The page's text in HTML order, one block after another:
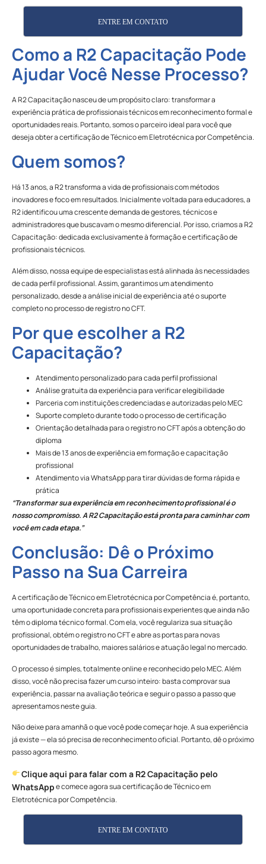
ENTRE EM CONTATO
Como a R2 Capacitação Pode
Ajudar Você Nesse Processo?
A R2 Capacitação nasceu de um propósito claro: transformar a
experiência prática de profissionais técnicos em reconhecimento formal e
oportunidades reais. Portanto, somos o parceiro ideal para você que
deseja obter a certificação de Técnico em Eletrotécnica por Competência.
Quem somos?
Há 13 anos, a R2 transforma a vida de profissionais com métodos
inovadores e foco em resultados. Inicialmente voltada para educadores, a
R2 identificou uma crescente demanda de gestores, técnicos e
administradores que buscavam o mesmo diferencial. Por isso, criamos a R2
Capacitação: dedicada exclusivamente à formação e certificação de
profissionais técnicos.
Além disso, nossa equipe de especialistas está alinhada às necessidades
de cada perfil profissional. Assim, garantimos um atendimento
personalizado, desde a análise inicial de experiência até o suporte
completo no processo de registro no CFT.
Por que escolher a R2
Capacitação?
Atendimento personalizado para cada perfil profissional
Análise gratuita da experiência para verificar elegibilidade
Parceria com instituições credenciadas e autorizadas pelo MEC
Suporte completo durante todo o processo de certificação
Orientação detalhada para o registro no CFT após a obtenção do
diploma
Mais de 13 anos de experiência em formação e capacitação
profissional
Atendimento via WhatsApp para tirar dúvidas de forma rápida e
prática
“Transformar sua experiência em reconhecimento profissional é o
nosso compromisso. A R2 Capacitação está pronta para caminhar com
você em cada etapa.”
Conclusão: Dê o Próximo
Passo na Sua Carreira
A certificação de Técnico em Eletrotécnica por Competência é, portanto,
uma oportunidade concreta para profissionais experientes que ainda não
têm o diploma técnico formal. Com ela, você regulariza sua situação
profissional, obtém o registro no CFT e abre as portas para novas
oportunidades de trabalho, maiores salários e atuação legal no mercado.
O processo é simples, totalmente online e reconhecido pelo MEC. Além
disso, você não precisa fazer um curso inteiro: basta comprovar sua
experiência, passar na avaliação teórica e seguir o passo a passo que
apresentamos neste guia.
Não deixe para amanhã o que você pode começar hoje. A sua experiência
já existe — ela só precisa de reconhecimento oficial. Portanto, dê o próximo
passo agora mesmo.
Clique aqui para falar com a R2 Capacitação pelo
WhatsAppe comece agora sua certificação de Técnico em
Eletrotécnica por Competência.
ENTRE EM CONTATO